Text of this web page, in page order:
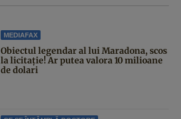
MEDIAFAX
Obiectul legendar al lui Maradona, scos
la licitație! Ar putea valora 10 milioane
de dolari